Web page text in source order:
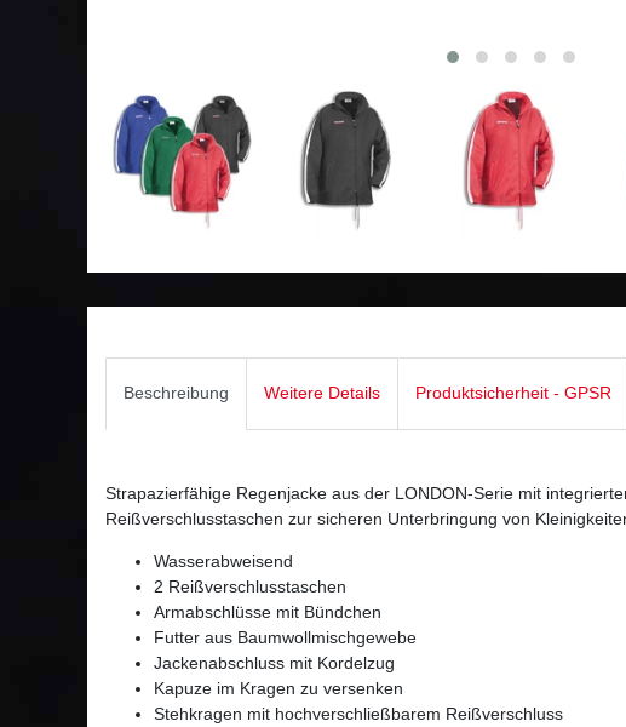
Beschreibung Weitere Details Produktsicherheit - GPSR
Strapazierfähige Regenjacke aus der LONDON-Serie mit
Reißverschlusstaschen zur sicheren Unterbringung von
Wasserabweisend
2 Reißverschlusstaschen
Armabschlüsse mit Bündchen
Futter aus Baumwollmischgewebe
Jackenabschluss mit Kordelzug
Kapuze im Kragen zu versenken
Stehkragen mit hochverschließbarem Reißverschluss